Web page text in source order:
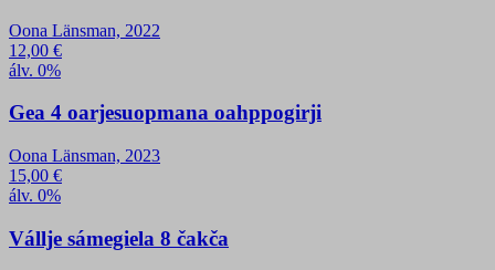
Oona Länsman, 2022
12,00 €
álv. 0%
Gea 4 oarjesuopmana oahppogirji
Oona Länsman, 2023
15,00 €
álv. 0%
Vállje sámegiela 8 čakča